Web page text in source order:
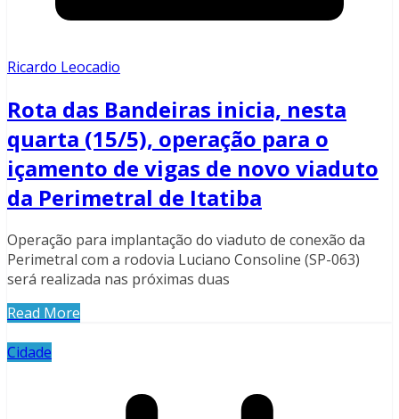
Ricardo Leocadio
Rota das Bandeiras inicia, nesta
quarta (15/5), operação para o
içamento de vigas de novo viaduto
da Perimetral de Itatiba
Operação para implantação do viaduto de conexão da
Perimetral com a rodovia Luciano Consoline (SP-063)
será realizada nas próximas duas
Read More
Cidade